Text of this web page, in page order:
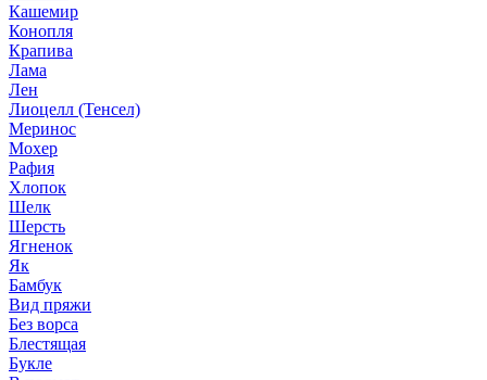
Кашемир
Конопля
Крапива
Лама
Лен
Лиоцелл (Тенсел)
Меринос
Мохер
Рафия
Хлопок
Шелк
Шерсть
Ягненок
Як
Бамбук
Вид пряжи
Без ворса
Блестящая
Букле